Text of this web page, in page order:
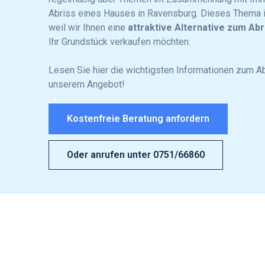
Abriss eines Hauses in Ravensburg. Dieses
weil wir Ihnen eine attraktive Alternative zum
Ihr Grundstück verkaufen möchten.
Lesen Sie hier die wichtigsten Informationen zum
unserem Angebot!
Kostenfreie Beratung anfordern
Oder anrufen unter 0751/66860